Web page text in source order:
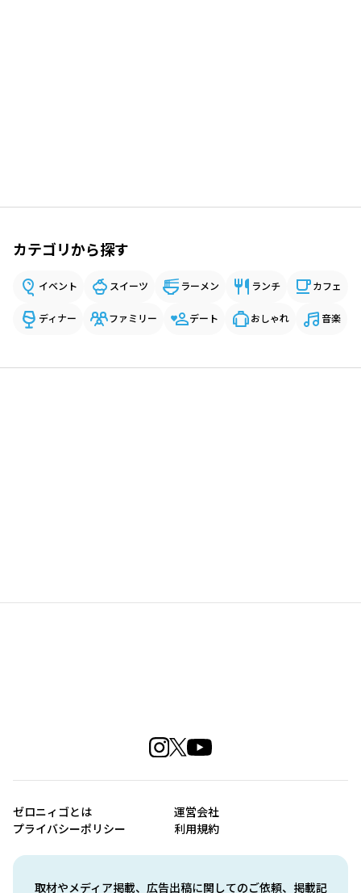
カテゴリから探す
イベント スイーツ ラーメン ランチ カフェ
ディナー ファミリー デート おしゃれ 音楽
取材やメディア掲載、広告出稿に関してのご依頼、掲載記
ゼロニィゴとは
運営会社
プライバシーポリシー
利用規約